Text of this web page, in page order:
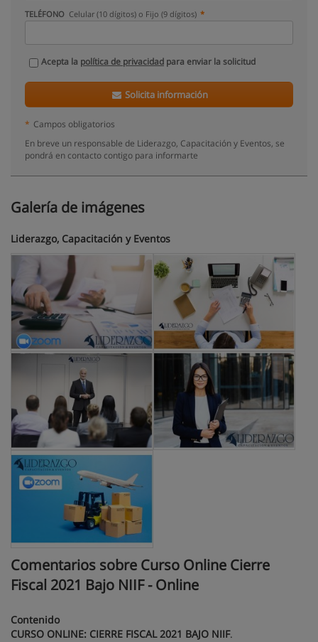
TELÉFONO Celular (10 dígitos) o Fijo (9 dígitos)
Acepta la política de privacidad para enviar la solicitud
Solicita información
* Campos obligatorios
En breve un responsable de Liderazgo, Capacitación y Eventos, se
pondrá en contacto contigo para informarte
Galería de imágenes
Liderazgo, Capacitación y Eventos
Comentarios sobre Curso Online Cierre
Fiscal 2021 Bajo NIIF - Online
Contenido
CURSO ONLINE: CIERRE FISCAL 2021 BAJO NIIF.